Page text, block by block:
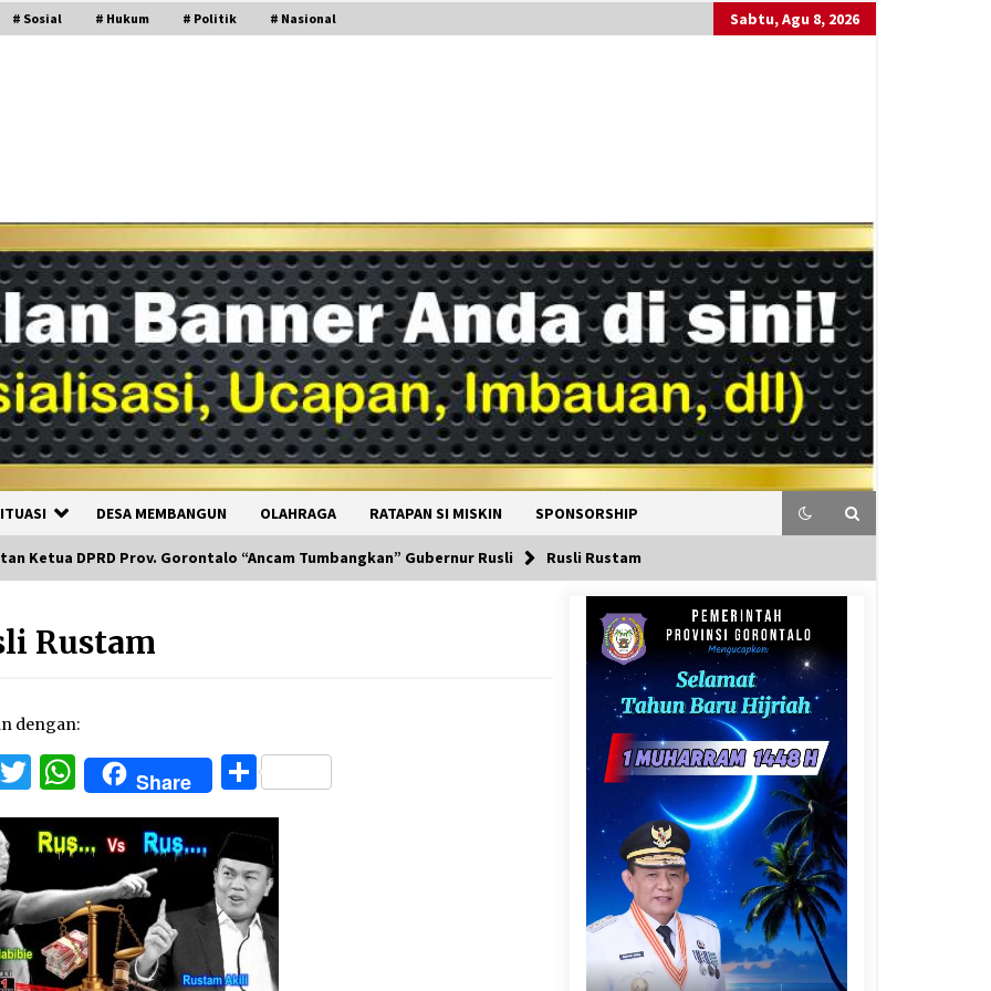
# Sosial # Hukum # Politik # Nasional Sabtu, Agu 8, 2026
DESA MEMBANGUN OLAHRAGA RATAPAN SI MISKIN SPONSORSHIP
Ketua DPRD Prov. Gorontalo “Ancam Tumbangkan” Gubernur Rusli Rusli Rustam
Rustam
dengan:
Twitter
WhatsApp
Share Share